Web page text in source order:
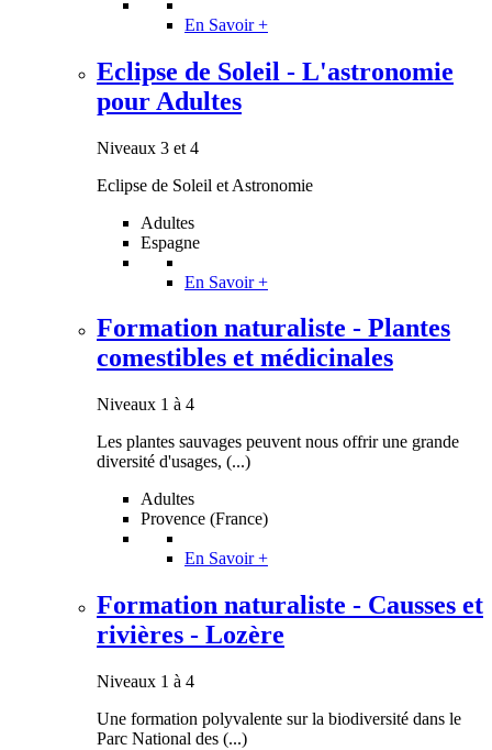
En Savoir +
Eclipse de Soleil - L'astronomie
pour Adultes
Niveaux 3 et 4
Eclipse de Soleil et Astronomie
Adultes
Espagne
En Savoir +
Formation naturaliste - Plantes
comestibles et médicinales
Niveaux 1 à 4
Les plantes sauvages peuvent nous offrir une grande
diversité d'usages, (...)
Adultes
Provence (France)
En Savoir +
Formation naturaliste - Causses et
rivières - Lozère
Niveaux 1 à 4
Une formation polyvalente sur la biodiversité dans le
Parc National des (...)